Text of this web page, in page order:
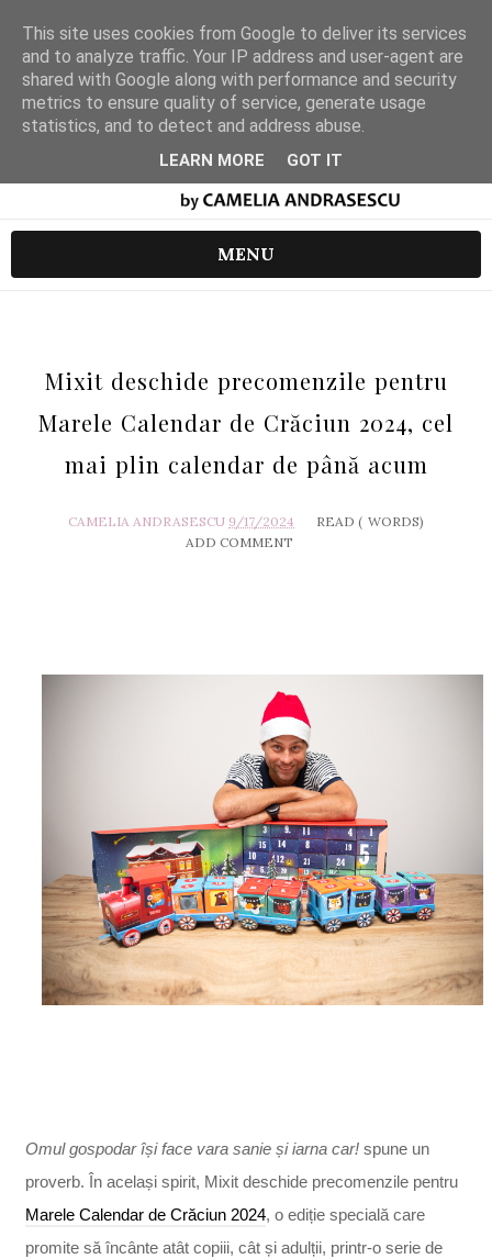
MENU
Mixit deschide precomenzile pentru
Marele Calendar de Crăciun 2024, cel
mai plin calendar de până acum
CAMELIA ANDRASESCU 9/17/2024 READ ( WORDS)
ADD COMMENT
Omul gospodar își face vara sanie și iarna car! spune un
proverb. În același spirit, Mixit deschide precomenzile pentru
Marele Calendar de Crăciun 2024, o ediție specială care
promite să încânte atât copiii, cât și adulții, printr-o serie de
This site uses cookies from Google to deliver its services
and to analyze traffic. Your IP address and user-agent are
shared with Google along with performance and security
metrics to ensure quality of service, generate usage
statistics, and to detect and address abuse.
LEARN MORE GOT IT